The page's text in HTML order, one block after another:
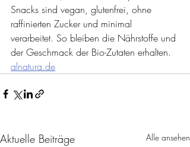
Snacks sind vegan, glutenfrei, ohne
raffinierten Zucker und minimal
verarbeitet. So bleiben die Nährstoffe und
der Geschmack der Bio-Zutaten erhalten.
alnatura.de
Aktuelle Beiträge Alle ansehen